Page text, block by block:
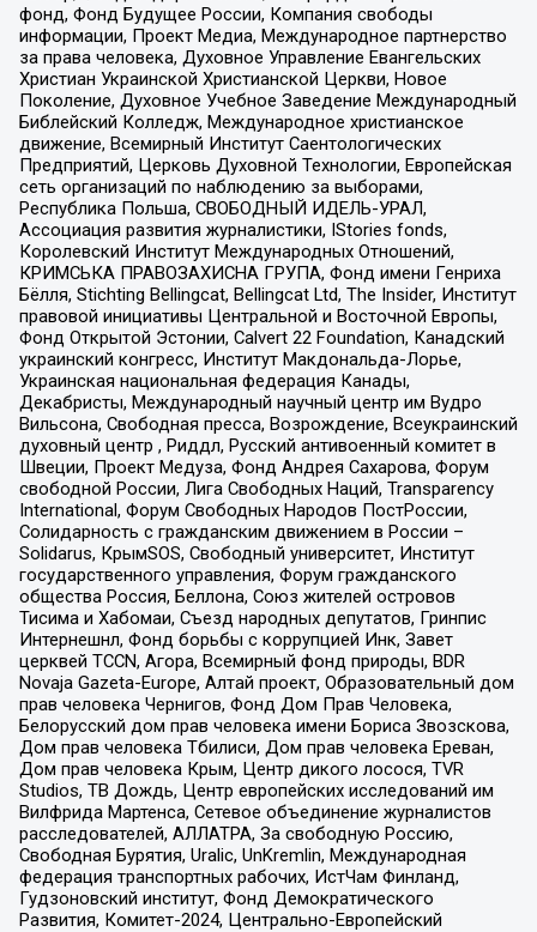
фонд, Фонд Будущее России, Компания свободы
информации, Проект Медиа, Международное партнерство
за права человека, Духовное Управление Евангельских
Христиан Украинской Христианской Церкви, Новое
Поколение, Духовное Учебное Заведение Международный
Библейский Колледж, Международное христианское
движение, Всемирный Институт Саентологических
Предприятий, Церковь Духовной Технологии, Европейская
сеть организаций по наблюдению за выборами,
Республика Польша, СВОБОДНЫЙ ИДЕЛЬ-УРАЛ,
Ассоциация развития журналистики, IStories fonds,
Королевский Институт Международных Отношений,
КРИМСЬКА ПРАВОЗАХИСНА ГРУПА, Фонд имени Генриха
Бёлля, Stichting Bellingcat, Bellingcat Ltd, The Insider, Институт
правовой инициативы Центральной и Восточной Европы,
Фонд Открытой Эстонии, Calvert 22 Foundation, Канадский
украинский конгресс, Институт Макдональда-Лорье,
Украинская национальная федерация Канады,
Декабристы, Международный научный центр им Вудро
Вильсона, Свободная пресса, Возрождение, Всеукраинский
духовный центр , Риддл, Русский антивоенный комитет в
Швеции, Проект Медуза, Фонд Андрея Сахарова, Форум
свободной России, Лига Свободных Наций, Transparеncy
International, Форум Свободных Народов ПостРоссии,
Солидарность с гражданским движением в России –
Solidarus, КрымSOS, Свободный университет, Институт
государственного управления, Форум гражданского
общества Россия, Беллона, Союз жителей островов
Тисима и Хабомаи, Съезд народных депутатов, Гринпис
Интернешнл, Фонд борьбы с коррупцией Инк, Завет
церквей TCCN, Агора, Всемирный фонд природы, BDR
Novaja Gazeta-Europe, Алтай проект, Образовательный дом
прав человека Чернигов, Фонд Дом Прав Человека,
Белорусский дом прав человека имени Бориса Звозскова,
Дом прав человека Тбилиси, Дом прав человека Ереван,
Дом прав человека Крым, Центр дикого лосося, TVR
Studios, ТВ Дождь, Центр европейских исследований им
Вилфрида Мартенса, Сетевое объединение журналистов
расследователей, АЛЛАТРА, За свободную Россию,
Свободная Бурятия, Uralic, UnKremlin, Международная
федерация транспортных рабочих, ИстЧам Финланд,
Гудзоновский институт, Фонд Демократического
Развития, Комитет-2024, Центрально-Европейский